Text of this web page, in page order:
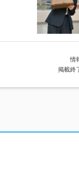
情
掲載終